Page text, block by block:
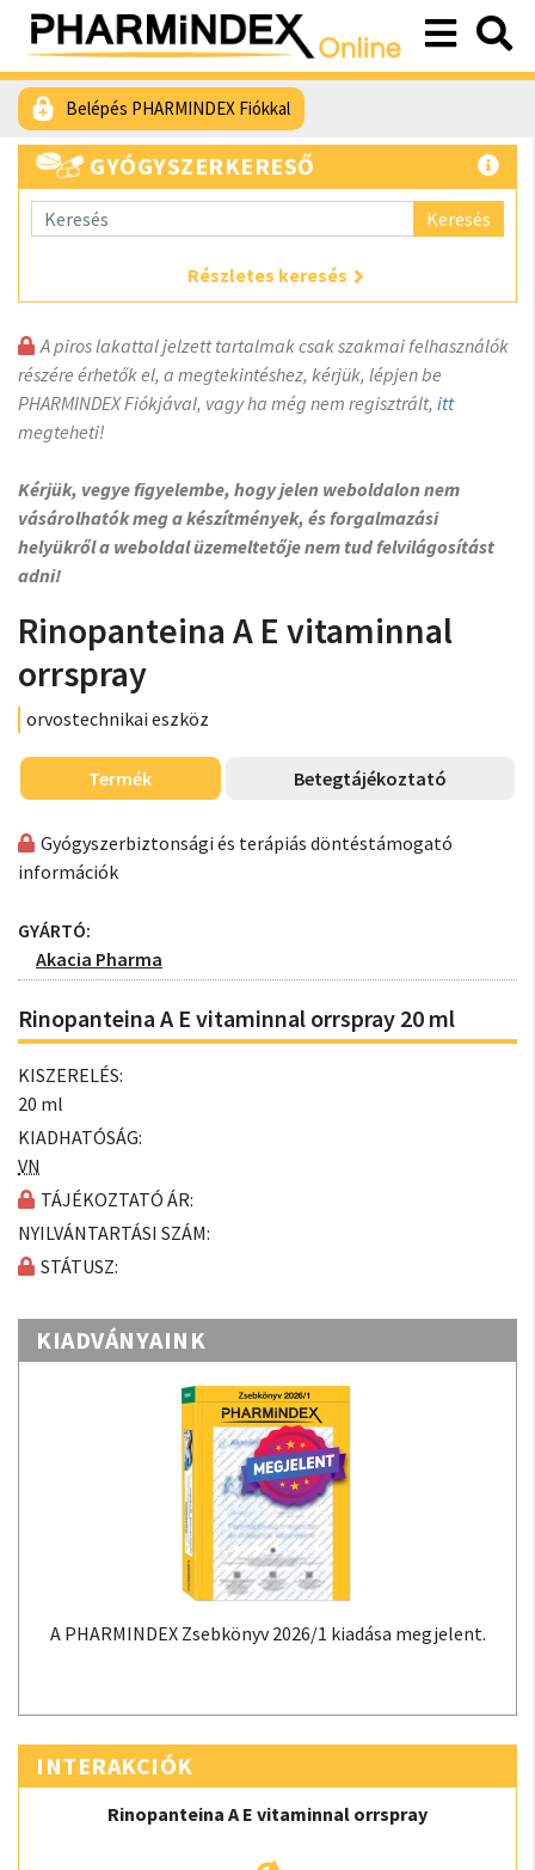
Belépés PHARMINDEX Fiókkal
GYÓGYSZERKERESŐ
Keresés
Részletes keresés
A piros lakattal jelzett tartalmak csak szakmai felhasználók
részére érhetők el, a megtekintéshez, kérjük, lépjen be
PHARMINDEX Fiókjával, vagy ha még nem regisztrált, itt
megteheti!
Kérjük, vegye figyelembe, hogy jelen weboldalon nem
vásárolhatók meg a készítmények, és forgalmazási
helyükről a weboldal üzemeltetője nem tud felvilágosítást
adni!
Rinopanteina A E vitaminnal
orrspray
orvostechnikai eszköz
Termék Betegtájékoztató
Gyógyszerbiztonsági és terápiás döntéstámogató
információk
GYÁRTÓ:
Akacia Pharma
Rinopanteina A E vitaminnal orrspray 20 ml
KISZERELÉS:
20 ml
KIADHATÓSÁG:
VN
TÁJÉKOZTATÓ ÁR:
NYILVÁNTARTÁSI SZÁM:
STÁTUSZ:
KIADVÁNYAINK
A PHARMINDEX Zsebkönyv 2026/1 kiadása megjelent.
INTERAKCIÓK
Rinopanteina A E vitaminnal orrspray